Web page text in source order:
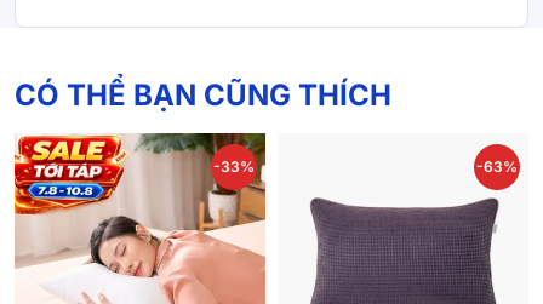
CÓ THỂ BẠN CŨNG THÍCH
-33% -63%